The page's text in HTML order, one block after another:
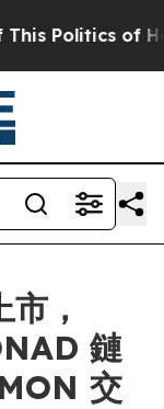
Politics of
，
鏈
交